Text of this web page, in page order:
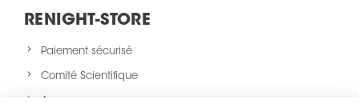
RENIGHT-STORE
Paiement sécurisé
Comité Scientifique
A propos